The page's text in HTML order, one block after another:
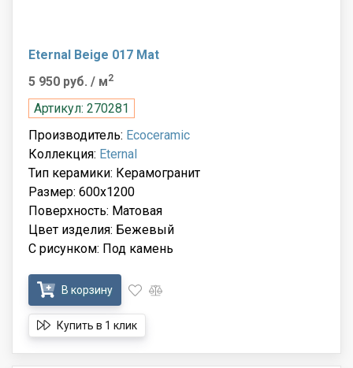
Eternal Beige 017 Mat
5 950 руб. / м2
Артикул: 270281
Производитель: Ecoceramic
Коллекция: Eternal
Тип керамики: Керамогранит
Размер: 600x1200
Поверхность: Матовая
Цвет изделия: Бежевый
С рисунком: Под камень
В корзину
Купить в 1 клик